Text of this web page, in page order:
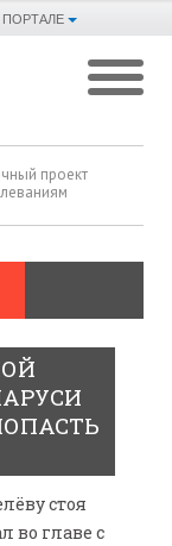
проект
стоя
во главе с